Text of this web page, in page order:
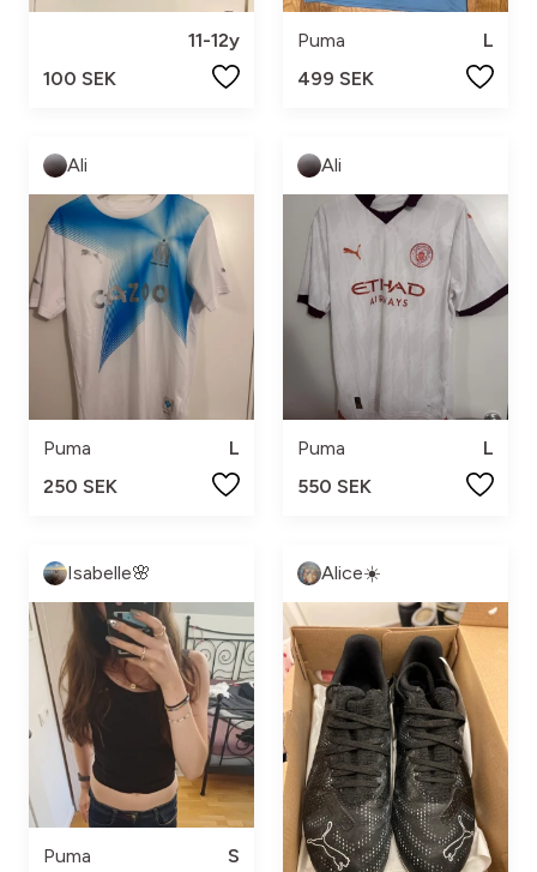
11-12y
100 SEK
Puma
L
499 SEK
Ali
Puma
L
250 SEK
Ali
Puma
L
550 SEK
Isabelle🌸
Puma S
Alice☀️